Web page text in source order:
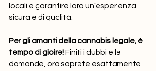
locali e garantire loro un'esperienza
sicura e di qualità.
Per gli amanti della cannabis legale, è
tempo di gioire! Finiti i dubbi e le
domande, ora saprete esattamente